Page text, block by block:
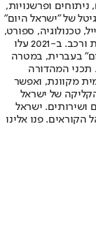
ופרשנויות,
של "ישראל היום"
טכנולוגיה, ספורט,
כלכלה וצרכנות, בריאות, חיילים, אוכל, יהדות, תיירות ורכב. ב-2021 עלו
בעברית, במטרה
תכני המהדורה
מקוונת, ואפשר
של ישראל
ושירותים. ישראל
פנו אלינו